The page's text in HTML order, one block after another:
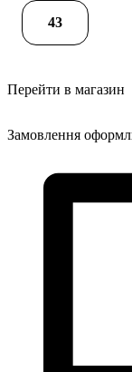
43
Перейти в магазин
Замовлення